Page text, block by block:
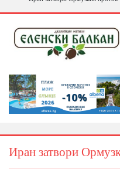
Иран затвори